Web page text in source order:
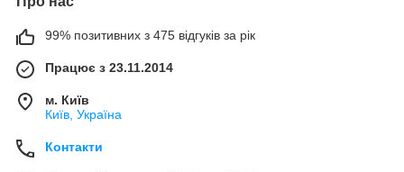
99% позитивних з 475 відгуків за рік
Працює з 23.11.2014
м. Київ
Київ, Україна
Контакти